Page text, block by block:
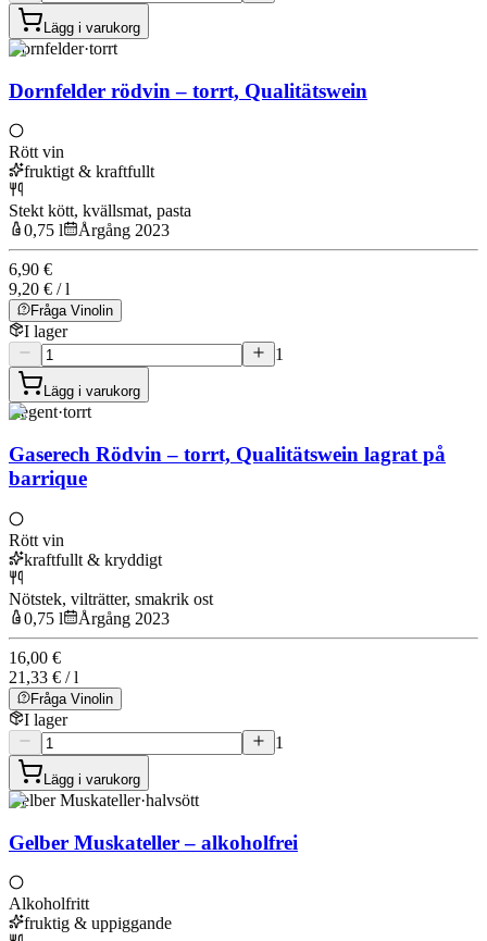
Lägg i varukorg
Dornfelder·torrt
Dornfelder rödvin – torrt, Qualitätswein
Rött vin
fruktigt & kraftfullt
Stekt kött, kvällsmat, pasta
0,75 l
Årgång 2023
6,90 €
9,20 € / l
Fråga Vinolin
I lager
1
Lägg i varukorg
Regent·torrt
Gaserech Rödvin – torrt, Qualitätswein lagrat på
barrique
Rött vin
kraftfullt & kryddigt
Nötstek, vilträtter, smakrik ost
0,75 l
Årgång 2023
16,00 €
21,33 € / l
Fråga Vinolin
I lager
1
Lägg i varukorg
Gelber Muskateller·halvsött
Gelber Muskateller – alkoholfrei
Alkoholfritt
fruktig & uppiggande